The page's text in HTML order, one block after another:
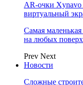
AR-очки Xynavo
виртуальный
Самая
на любых
Prev Next
Новости
Сложные